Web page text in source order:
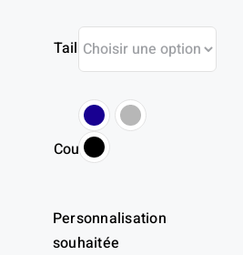
Taille
Couleur
Personnalisation
souhaitée